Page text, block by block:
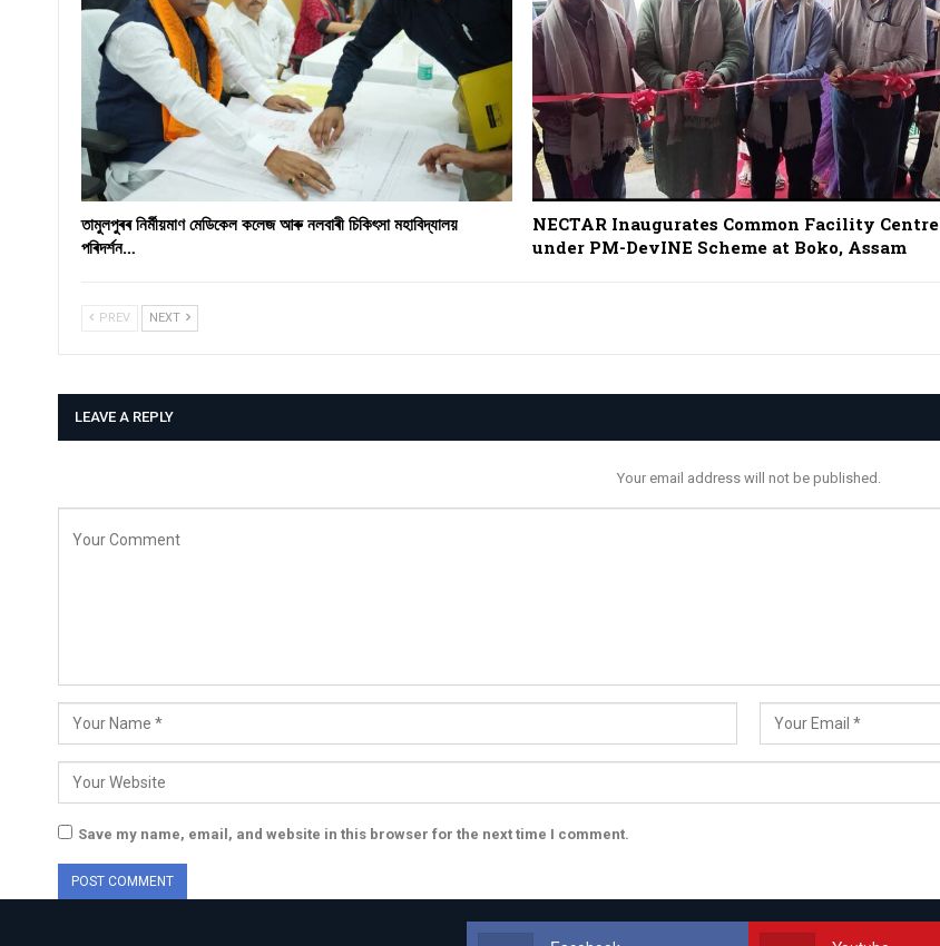
তামুলপুৰৰ নিৰ্মীয়মাণ মেডিকেল কলেজ আৰু নলবাৰী চিকিৎসা মহাবিদ্যালয়
পৰিদৰ্শন…
NECTAR Inaugurates Common Facility Centre
under PM-DevINE Scheme at Boko, Assam
PREV NEXT
LEAVE A REPLY
Your email address will not be published.
Save my name, email, and website in this browser for the next time I comment.